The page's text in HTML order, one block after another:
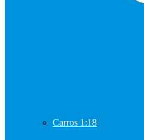
Carros 1:18